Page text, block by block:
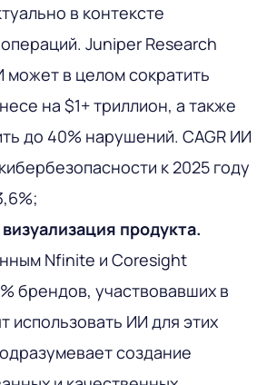
в контексте
Juniper Research
может в целом сократить
на $1+ триллион, а также
до 40% нарушений. CAGR ИИ
к 2025 году
продукта.
Nfinite и Coresight
брендов, участвовавших в
использовать ИИ для этих
создание